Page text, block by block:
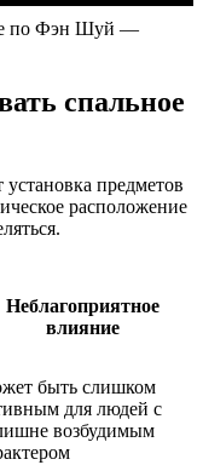
по Фэн Шуй —
спальное
предметов
расположение
Неблагоприятное
влияние
быть слишком
для людей с
возбудимым